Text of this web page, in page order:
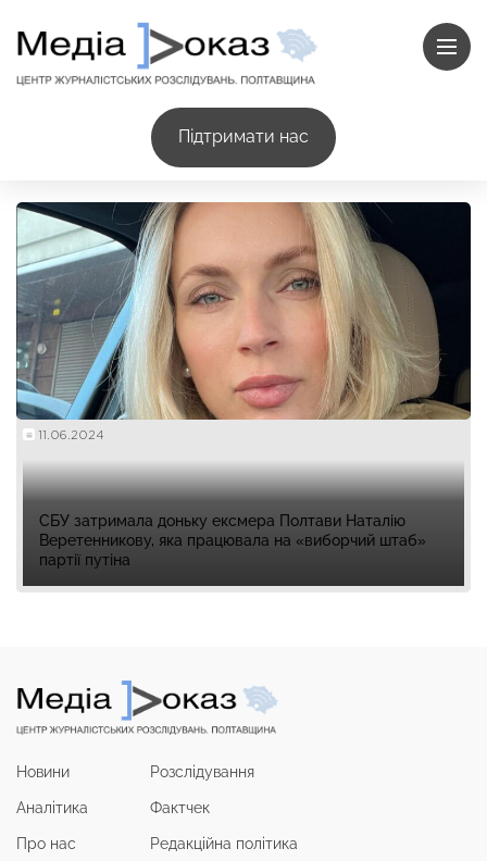
Підтримати нас
11.06.2024
СБУ затримала доньку ексмера Полтави Наталію
Веретенникову, яка працювала на «виборчий штаб»
партії путіна
Новини
Аналітика
Про нас
Розслідування
Фактчек
Редакційна політика